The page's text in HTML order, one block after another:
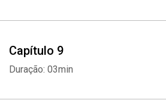
Capítulo 9
Duração: 03min